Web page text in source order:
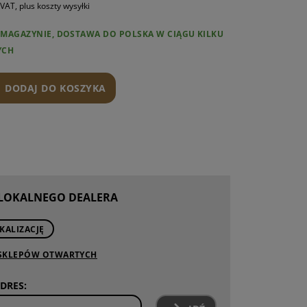
AR15
I KONSERWACJA
plus koszty wysyłki
DOSTAWA DO POLSKA W CIĄGU KILKU
DODAJ DO KOSZYKA
DEALERA
OTWARTYCH